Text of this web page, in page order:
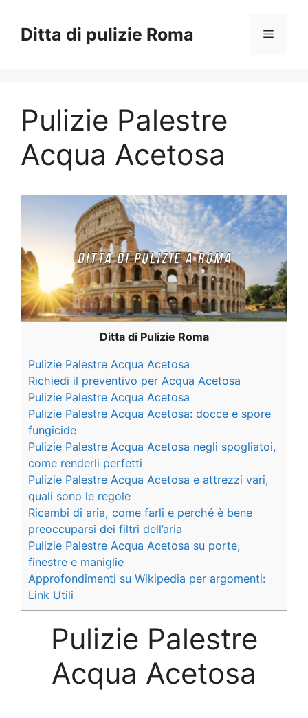
contenuto
Ditta di pulizie Roma Menu
Pulizie Palestre
Acqua Acetosa
Ditta di Pulizie Roma
Pulizie Palestre Acqua Acetosa
Richiedi il preventivo per Acqua Acetosa
Pulizie Palestre Acqua Acetosa
Pulizie Palestre Acqua Acetosa: docce e spore
fungicide
Pulizie Palestre Acqua Acetosa negli spogliatoi,
come renderli perfetti
Pulizie Palestre Acqua Acetosa e attrezzi vari,
quali sono le regole
Ricambi di aria, come farli e perché è bene
preoccuparsi dei filtri dell’aria
Pulizie Palestre Acqua Acetosa su porte,
finestre e maniglie
Approfondimenti su Wikipedia per argomenti:
Link Utili
Pulizie Palestre
Acqua Acetosa